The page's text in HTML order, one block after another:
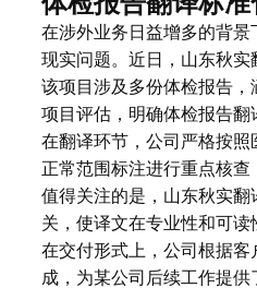
在涉外业务日益增多的背
现实问题。近日，山东秋实
该项目涉及多份体检报告
项目评估，明确体检报告翻
在翻译环节，公司严格按
正常范围标注进行重点核查
值得关注的是，山东秋实
关，使译文在专业性和可读
在交付形式上，公司根据
成，为某公司后续工作提供